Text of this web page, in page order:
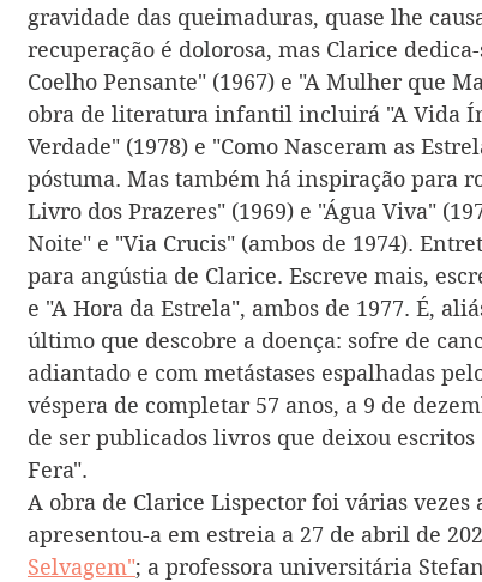
gravidade das queimaduras, quase lhe
recuperação é dolorosa, mas Clarice
Coelho Pensante" (1967) e "A Mulher que
obra de literatura infantil incluirá "A Vida
Verdade" (1978) e "Como Nasceram as
póstuma. Mas também há inspiração para
Livro dos Prazeres" (1969) e "Água Viva"
Noite" e "Via Crucis" (ambos de 1974).
para angústia de Clarice. Escreve mais,
e "A Hora da Estrela", ambos de 1977. É,
último que descobre a doença: sofre de
adiantado e com metástases espalhadas
véspera de completar 57 anos, a 9 de
de ser publicados livros que deixou
Fera".
A obra de Clarice Lispector foi várias
apresentou-a em estreia a 27 de abril de
Selvagem"; a professora universitária